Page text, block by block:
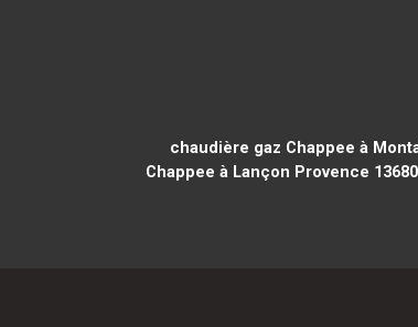
chaudière gaz Chappee à
Chappee à Lançon Provence 13680